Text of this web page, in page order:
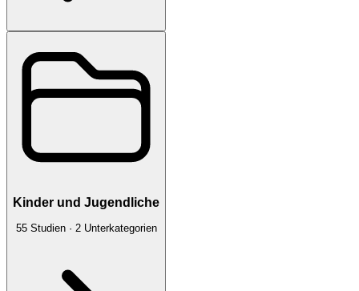
Kinder und Jugendliche
55 Studien· 2 Unterkategorien